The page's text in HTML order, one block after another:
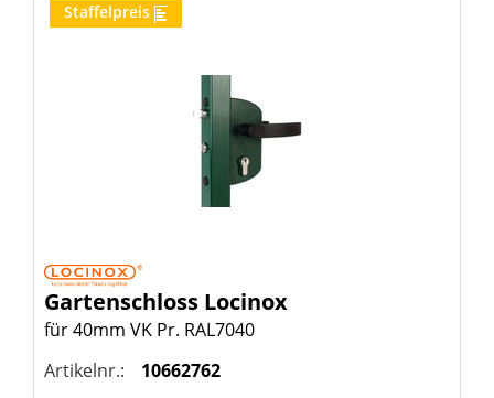
Staffelpreis
Gartenschloss Locinox
für 40mm VK Pr. RAL7040
Artikelnr.:
10662762